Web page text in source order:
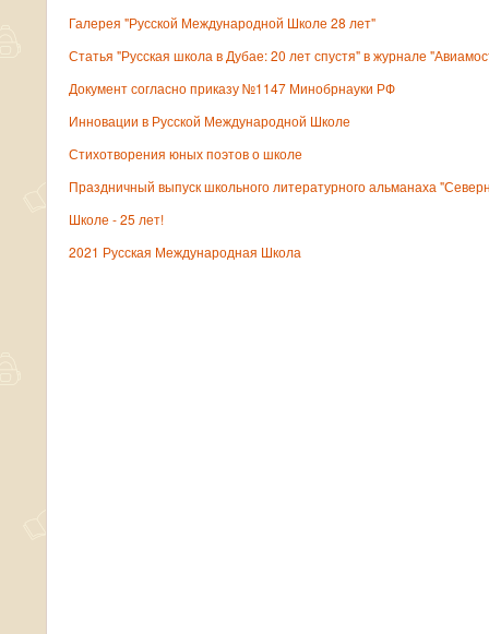
Галерея "Русской Международной Школе 28 лет"
Статья "Русская школа в Дубае: 20 лет спустя" в журнале
Документ согласно приказу №1147 Минобрнауки РФ
Инновации в Русской Международной Школе
Стихотворения юных поэтов о школе
Праздничный выпуск школьного литературного альманаха
Школе - 25 лет!
2021 Русская Международная Школа